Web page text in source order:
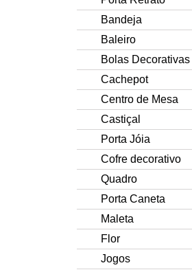
Bandeja
Baleiro
Bolas Decorativas
Cachepot
Centro de Mesa
Castiçal
Porta Jóia
Cofre decorativo
Quadro
Porta Caneta
Maleta
Flor
Jogos